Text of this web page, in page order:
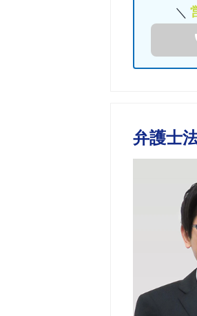
弁護士